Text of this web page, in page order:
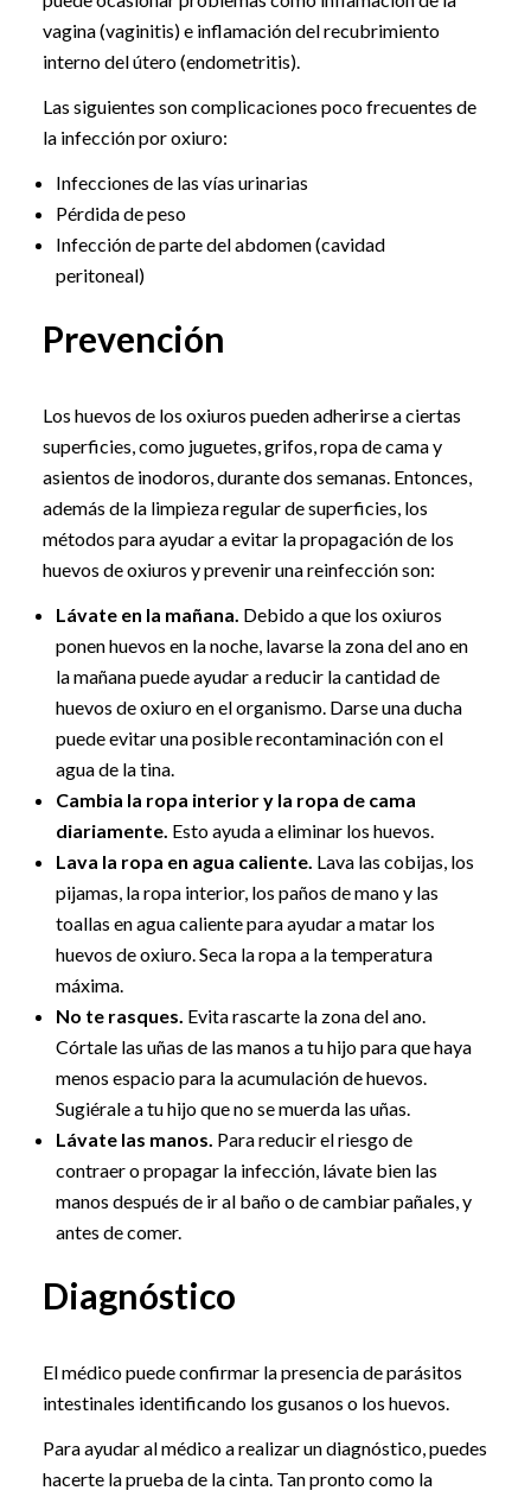
vagina (vaginitis) e inflamación del recubrimiento
interno del útero (endometritis).
Las siguientes son complicaciones poco frecuentes de
la infección por oxiuro:
Infecciones de las vías urinarias
Pérdida de peso
Infección de parte del abdomen (cavidad
peritoneal)
Prevención
Los huevos de los oxiuros pueden adherirse a ciertas
superficies, como juguetes, grifos, ropa de cama y
asientos de inodoros, durante dos semanas. Entonces,
además de la limpieza regular de superficies, los
métodos para ayudar a evitar la propagación de los
huevos de oxiuros y prevenir una reinfección son:
Lávate en la mañana. Debido a que los oxiuros
ponen huevos en la noche, lavarse la zona del ano en
la mañana puede ayudar a reducir la cantidad de
huevos de oxiuro en el organismo. Darse una ducha
puede evitar una posible recontaminación con el
agua de la tina.
Cambia la ropa interior y la ropa de cama
diariamente. Esto ayuda a eliminar los huevos.
Lava la ropa en agua caliente. Lava las cobijas, los
pijamas, la ropa interior, los paños de mano y las
toallas en agua caliente para ayudar a matar los
huevos de oxiuro. Seca la ropa a la temperatura
máxima.
No te rasques. Evita rascarte la zona del ano.
Córtale las uñas de las manos a tu hijo para que haya
menos espacio para la acumulación de huevos.
Sugiérale a tu hijo que no se muerda las uñas.
Lávate las manos. Para reducir el riesgo de
contraer o propagar la infección, lávate bien las
manos después de ir al baño o de cambiar pañales, y
antes de comer.
Diagnóstico
El médico puede confirmar la presencia de parásitos
intestinales identificando los gusanos o los huevos.
Para ayudar al médico a realizar un diagnóstico, puedes
hacerte la prueba de la cinta. Tan pronto como la